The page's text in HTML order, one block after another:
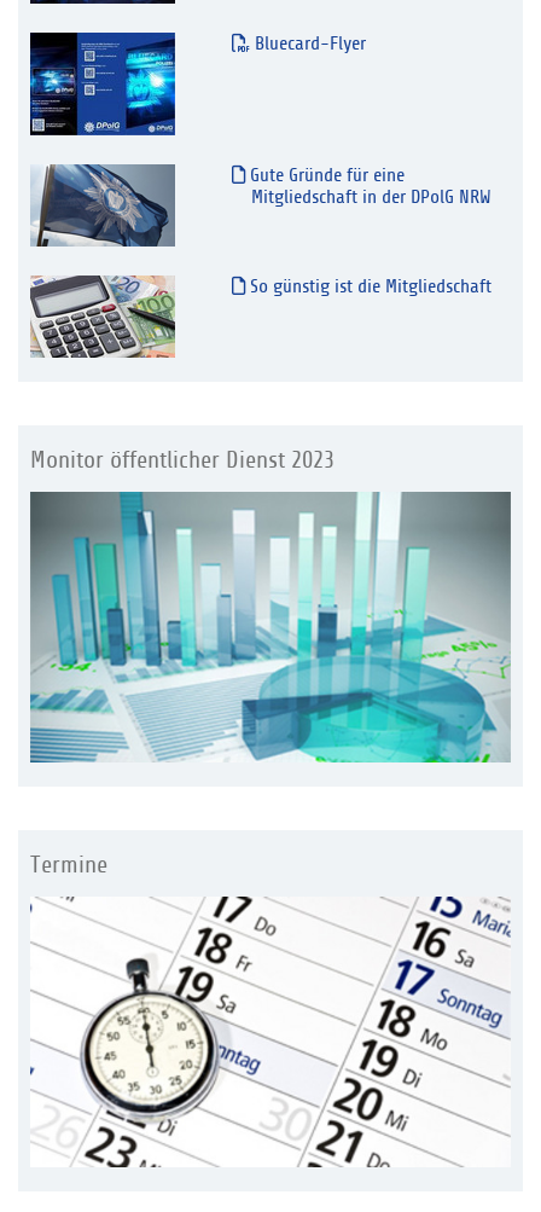
Bluecard-Flyer
Gute Gründe für eine
Mitgliedschaft in der DPolG NRW
So günstig ist die Mitgliedschaft
Monitor öffentlicher Dienst 2023
Termine